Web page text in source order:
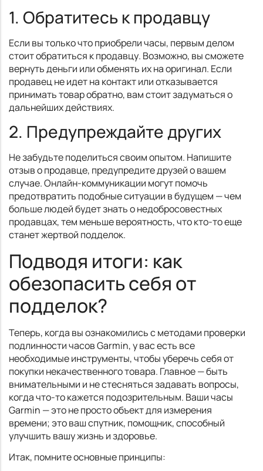
1. Обратитесь к продавцу
Если вы только что приобрели часы, первым делом
стоит обратиться к продавцу. Возможно, вы сможете
вернуть деньги или обменять их на оригинал. Если
продавец не идет на контакт или отказывается
принимать товар обратно, вам стоит задуматься о
дальнейших действиях.
2. Предупреждайте других
Не забудьте поделиться своим опытом. Напишите
отзыв о продавце, предупредите друзей о вашем
случае. Онлайн-коммуникации могут помочь
предотвратить подобные ситуации в будущем — чем
больше людей будет знать о недобросовестных
продавцах, тем меньше вероятность, что кто-то еще
станет жертвой подделок.
Подводя итоги: как
обезопасить себя от
подделок?
Теперь, когда вы ознакомились с методами проверки
подлинности часов Garmin, у вас есть все
необходимые инструменты, чтобы уберечь себя от
покупки некачественного товара. Главное — быть
внимательными и не стесняться задавать вопросы,
когда что-то кажется подозрительным. Ваши часы
Garmin — это не просто объект для измерения
времени; это ваш спутник, помощник, способный
улучшить вашу жизнь и здоровье.
Итак, помните основные принципы: